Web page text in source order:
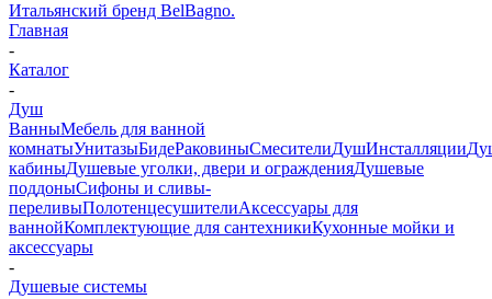
Итальянский бренд BelBagno.
Главная
-
Каталог
-
Душ
ВанныМебель для ванной
комнатыУнитазыБидеРаковиныСмесителиДушИнсталляции
кабиныДушевые уголки, двери и огражденияДушевые
поддоныСифоны и сливы-
переливыПолотенцесушителиАксессуары для
ваннойКомплектующие для сантехникиКухонные мойки и
аксессуары
-
Душевые системы